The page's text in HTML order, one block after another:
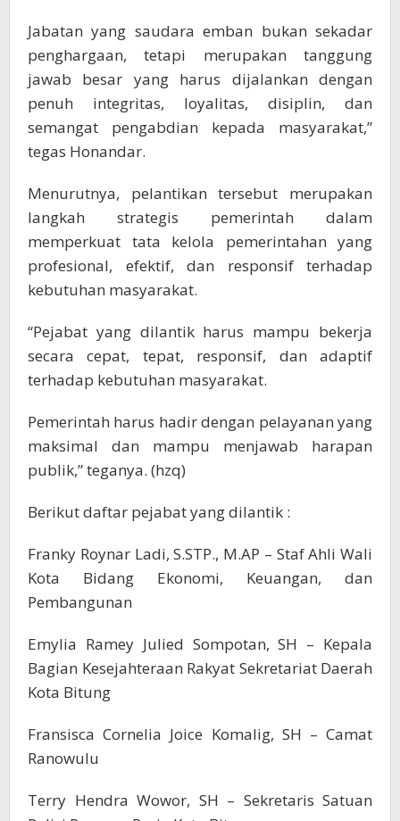
Jabatan yang saudara emban bukan sekadar
penghargaan, tetapi merupakan tanggung
jawab besar yang harus dijalankan dengan
penuh integritas, loyalitas, disiplin, dan
semangat pengabdian kepada masyarakat,”
tegas Honandar.
Menurutnya, pelantikan tersebut merupakan
langkah strategis pemerintah dalam
memperkuat tata kelola pemerintahan yang
profesional, efektif, dan responsif terhadap
kebutuhan masyarakat.
“Pejabat yang dilantik harus mampu bekerja
secara cepat, tepat, responsif, dan adaptif
terhadap kebutuhan masyarakat.
Pemerintah harus hadir dengan pelayanan yang
maksimal dan mampu menjawab harapan
publik,” teganya. (hzq)
Berikut daftar pejabat yang dilantik :
Franky Roynar Ladi, S.STP., M.AP – Staf Ahli Wali
Kota Bidang Ekonomi, Keuangan, dan
Pembangunan
Emylia Ramey Julied Sompotan, SH – Kepala
Bagian Kesejahteraan Rakyat Sekretariat Daerah
Kota Bitung
Fransisca Cornelia Joice Komalig, SH – Camat
Ranowulu
Terry Hendra Wowor, SH – Sekretaris Satuan